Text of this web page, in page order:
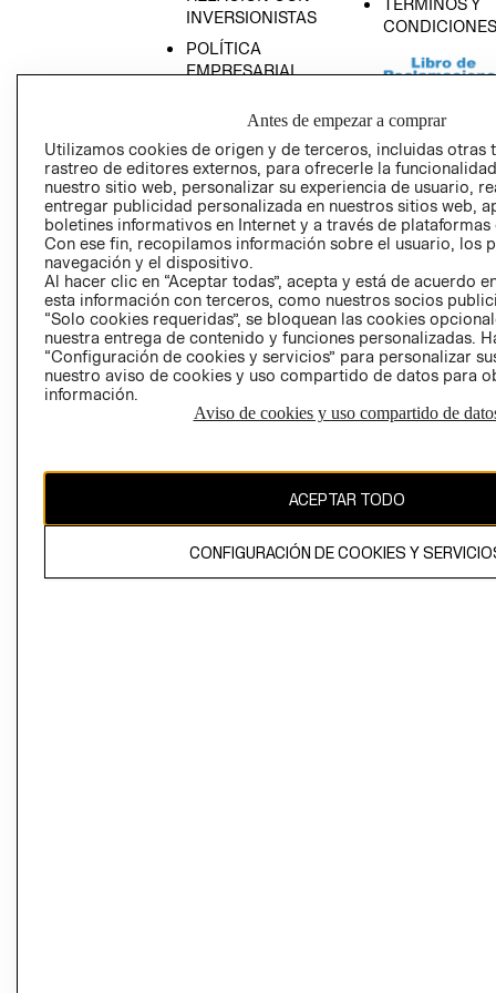
INVERSIONISTAS
POLÍTICA
EMPRESARIAL
CONDICIONES
AVISO DE
PRIVACIDAD
GIFT CARD
El contenido de esta página web está protegido por copyright y es
Antes de empezar a comprar
Utilizamos cookies de origen y de terceros, incluidas otras
rastreo de editores externos, para ofrecerle la
nuestro sitio web, personalizar su experiencia de usuario,
entregar publicidad personalizada en nuestros sitios web,
boletines informativos en Internet y a través de plataformas
Con ese fin, recopilamos información sobre el usuario, los
navegación y el dispositivo.
Al hacer clic en “Aceptar todas”, acepta y está de acuerdo
esta información con terceros, como nuestros socios
“Solo cookies requeridas”, se bloquean las cookies
nuestra entrega de contenido y funciones personalizadas.
“Configuración de cookies y servicios” para personalizar
nuestro aviso de cookies y uso compartido de datos para
información.
Aviso de cookies y uso compartido de
ACEPTAR TODO
CONFIGURACIÓN DE COOKIES Y